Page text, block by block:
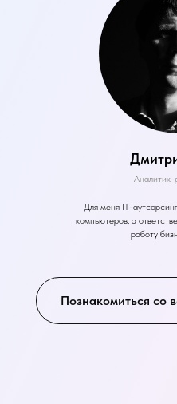
Аналитик-
Для меня IT-
компьютеров, а
работу
Познакомиться со